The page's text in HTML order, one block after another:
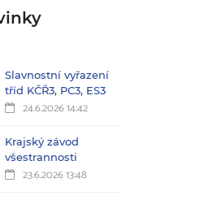
Slavnostní vyřazení
tříd KČŘ3, PC3, ES3
24.6.2026 14:42
Krajský závod
všestrannosti
23.6.2026 13:48